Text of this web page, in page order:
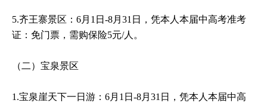
5.齐王寨景区：6月1日-8月31日，凭本人本届中高考准考
证：免门票，需购保险5元/人。
（二）宝泉景区
1.宝泉崖天下一日游：6月1日-8月31日，凭本人本届中高